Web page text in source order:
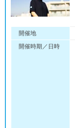
開催地
開催時期／日時